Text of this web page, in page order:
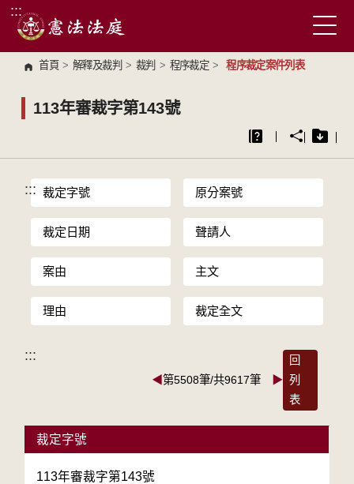
跳到主要內容區塊
:::
首頁 > 解釋及裁判 > 裁判 > 程序裁定 > 程序裁定案件列表
113年審裁字第143號
::: 裁定字號 原分案號
裁定日期 聲請人
案由 主文
理由 裁定全文
:::
◀第5508筆/共9617筆 ▶
回
列
表
裁定字號
113年審裁字第143號